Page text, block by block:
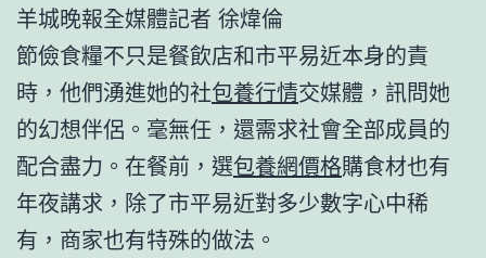
羊城晚報全媒體記者 徐煒倫
節儉食糧不只是餐飲店和市平易近本身的責
時，他們湧進她的社包養行情交媒體，訊問她
的幻想伴侶。毫無任，還需求社會全部成員的
配合盡力。在餐前，選包養網價格購食材也有
年夜講求，除了市平易近對多少數字心中稀
有，商家也有特殊的做法。